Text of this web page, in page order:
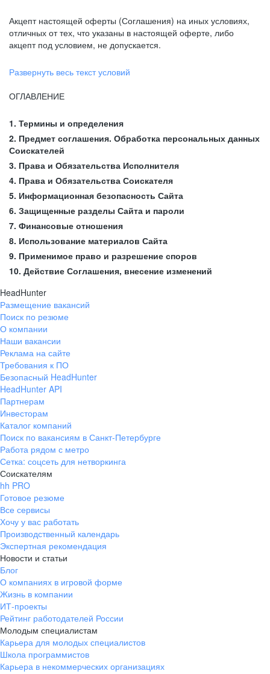
Акцепт настоящей оферты (Соглашения) на иных условиях,
отличных от тех, что указаны в настоящей оферте, либо
акцепт под условием, не допускается.
Развернуть весь текст условий
ОГЛАВЛЕНИЕ
1. Термины и определения
2. Предмет соглашения. Обработка персональных данных
Соискателей
3. Права и Обязательства Исполнителя
4. Права и Обязательства Соискателя
5. Информационная безопасность Сайта
6. Защищенные разделы Сайта и пароли
7. Финансовые отношения
8. Использование материалов Сайта
9. Применимое право и разрешение споров
10. Действие Соглашения, внесение изменений
HeadHunter
Размещение вакансий
Поиск по резюме
О компании
Наши вакансии
Реклама на сайте
Требования к ПО
Безопасный HeadHunter
HeadHunter API
Партнерам
Инвесторам
Каталог компаний
Поиск по вакансиям в Санкт-Петербурге
Работа рядом с метро
Сетка: соцсеть для нетворкинга
Соискателям
hh PRO
Готовое резюме
Все сервисы
Хочу у вас работать
Производственный календарь
Экспертная рекомендация
Новости и статьи
Блог
О компаниях в игровой форме
Жизнь в компании
ИТ-проекты
Рейтинг работодателей России
Молодым специалистам
Карьера для молодых специалистов
Школа программистов
Карьера в некоммерческих организациях